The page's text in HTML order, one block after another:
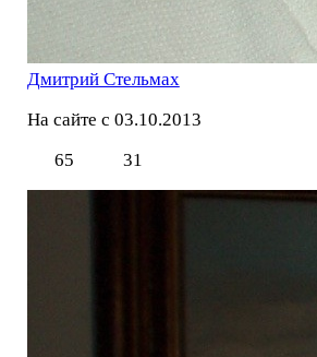
Дмитрий Стельмах
На сайте с 03.10.2013
65
31